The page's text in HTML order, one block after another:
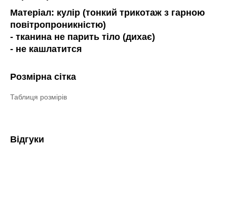
Матеріал: кулір (тонкий трикотаж з гарною
повітропроникністю)
- тканина не парить тіло (дихає)
- не кашлатится
Розмірна сітка
Таблиця розмірів
Відгуки